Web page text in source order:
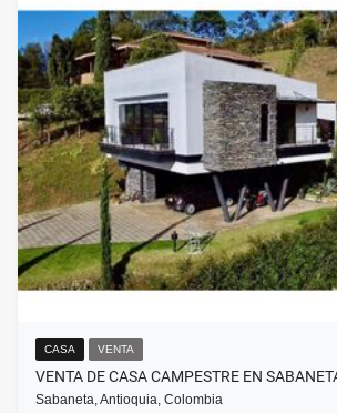
CASA VENTA
VENTA DE CASA CAMPESTRE EN
Sabaneta, Antioquia, Colombia